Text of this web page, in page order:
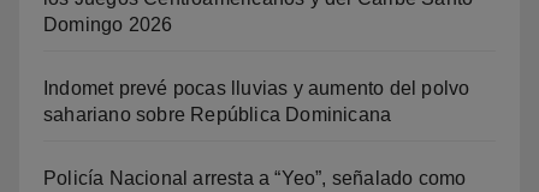
Domingo 2026
Indomet prevé pocas lluvias y aumento del polvo
sahariano sobre República Dominicana
Policía Nacional arresta a “Yeo”, señalado como